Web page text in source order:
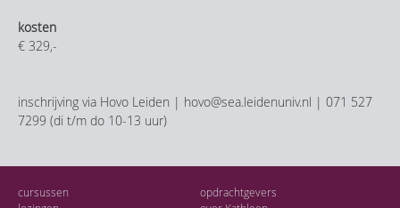
kosten
€ 329,-
inschrijving via Hovo Leiden | hovo@sea.leidenuniv.nl | 071 527
7299 (di t/m do 10-13 uur)
cursussen
opdrachtgevers